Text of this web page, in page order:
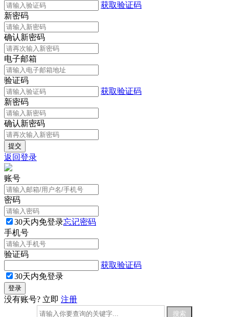
获取验证码
新密码
确认新密码
电子邮箱
验证码
获取验证码
新密码
确认新密码
返回登录
账号
密码
30天内免登录忘记密码
手机号
验证码
获取验证码
30天内免登录
没有账号? 立即 注册